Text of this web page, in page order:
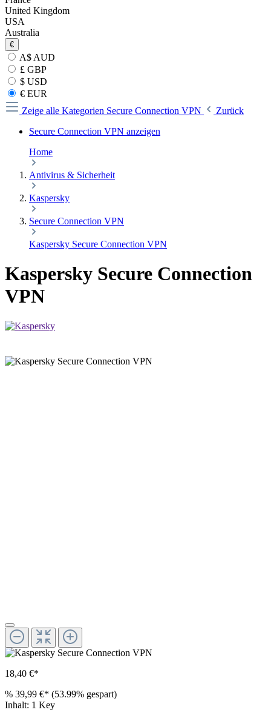
United Kingdom
USA
Australia
€
A$ AUD
£ GBP
$ USD
€ EUR
Zeige alle Kategorien Secure Connection VPN
Zurück
Secure Connection VPN anzeigen
Home
Antivirus & Sicherheit
Kaspersky
Secure Connection VPN
Kaspersky Secure Connection VPN
Kaspersky Secure Connection
VPN
18,40 €*
% 39,99 €* (53.99% gespart)
Inhalt: 1 Key